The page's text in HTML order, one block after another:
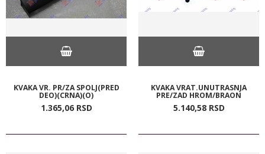
KVAKA VR. PR/ZA SPOLJ(PRED
DEO)(CRNA)(O)
1.365,06 RSD
KVAKA VRAT.UNUTRASNJA
PRE/ZAD HROM/BRAON
5.140,58 RSD